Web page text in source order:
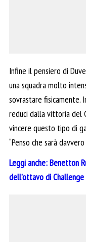
Infine il pensiero di
una squadra molto
sovrastare fisicamente.
reduci dalla vittoria del
vincere questo tipo di
“Penso che sarà
Leggi anche: Benetton
dell’ottavo di Challenge